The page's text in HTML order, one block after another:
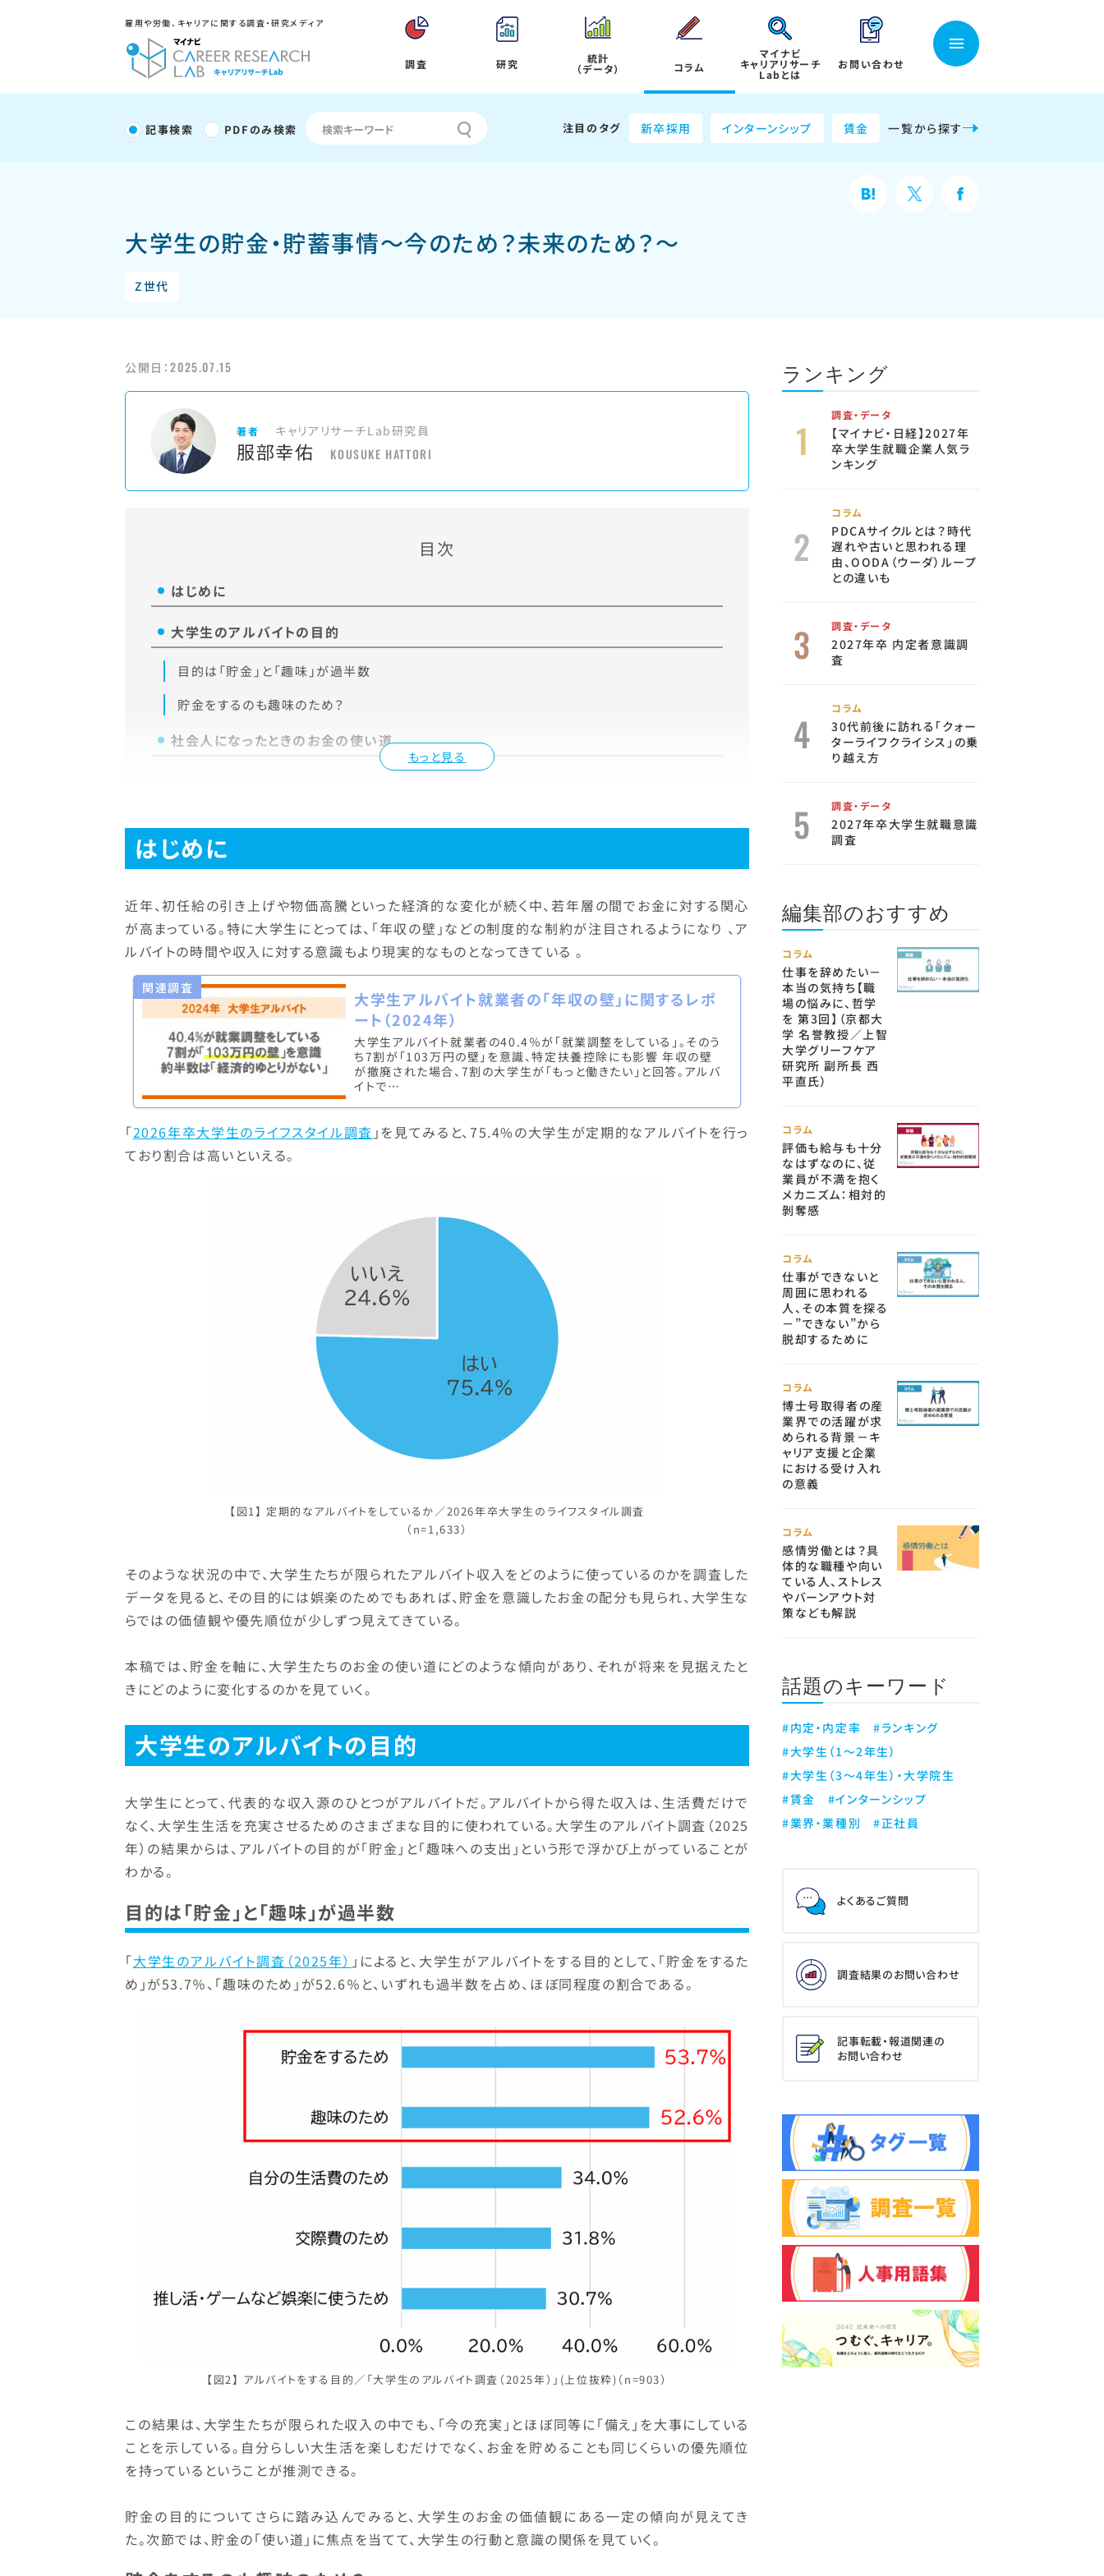
雇用や労働、キャリアに関する調査・研究メディア
調査 研究 統計
（データ） コラム
マイナビ
キャリアリサーチ
Labとは
お問い合わせ
記事検索 PDFのみ検索 注目のタグ 新卒採用 インターンシップ 賃金 一覧から探す
大学生の貯金・貯蓄事情～今のため？未来のため？～
Z世代
公開日：2025.07.15
著者 キャリアリサーチLab研究員
服部幸佑 KOUSUKE HATTORI
目次
もっと見る
はじめに
大学生のアルバイトの目的
目的は「貯金」と「趣味」が過半数
貯金をするのも趣味のため？
社会人になったときのお金の使い道
はじめに
近年、初任給の引き上げや物価高騰といった経済的な変化が続く中、若年層の間でお金に対する関心
が高まっている。特に大学生にとっては、「年収の壁」などの制度的な制約が注目されるようになり 、ア
ルバイトの時間や収入に対する意識もより現実的なものとなってきている 。
関連調査
大学生アルバイト就業者の「年収の壁」に関するレポ
ート（2024年）
大学生アルバイト就業者の40.4％が「就業調整をしている」。そのう
ち7割が「103万円の壁」を意識、特定扶養控除にも影響 年収の壁
が撤廃された場合、7割の大学生が「もっと働きたい」と回答。アルバ
イトで…
「2026年卒大学生のライフスタイル調査 」を見てみると、75.4%の大学生が定期的なアルバイトを行っ
ており割合は高いといえる。
【図1】 定期的なアルバイトをしているか／2026年卒大学生のライフスタイル調査
（n=1,633）
そのような状況の中で、大学生たちが限られたアルバイト収入をどのように使っているのかを調査した
データを見ると、その目的には娯楽のためでもあれば、貯金を意識したお金の配分も見られ、大学生な
らではの価値観や優先順位が少しずつ見えてきている。
本稿では、貯金を軸に、大学生たちのお金の使い道にどのような傾向があり、それが将来を見据えたと
きにどのように変化するのかを見ていく。
大学生のアルバイトの目的
大学生にとって、代表的な収入源のひとつがアルバイトだ。アルバイトから得た収入は、生活費だけで
なく、大学生生活を充実させるためのさまざまな目的に使われている。大学生のアルバイト調査（2025
年）の結果からは、アルバイトの目的が「貯金」と「趣味への支出」という形で浮かび上がっていることが
わかる。
目的は「貯金」と「趣味」が過半数
「大学生のアルバイト調査（2025年） 」によると、大学生がアルバイトをする目的として、「貯金をするた
め」が53.7％、「趣味のため」が52.6％と、いずれも過半数を占め、ほぼ同程度の割合である。
【図2】 アルバイトをする目的／「大学生のアルバイト調査（2025年）」(上位抜粋)（n=903）
この結果は、大学生たちが限られた収入の中でも、「今の充実」とほぼ同等に「備え」を大事にしている
ことを示している。自分らしい大生活を楽しむだけでなく、お金を貯めることも同じくらいの優先順位
を持っているということが推測できる。
貯金の目的についてさらに踏み込んでみると、大学生のお金の価値観にある一定の傾向が見えてき
た。次節では、貯金の「使い道」に焦点を当てて、大学生の行動と意識の関係を見ていく。
ランキング
調査・データ
【マイナビ・日経】2027年
卒大学生就職企業人気ラ
ンキング
コラム
PDCAサイクルとは？時代
遅れや古いと思われる理
由、OODA（ウーダ）ループ
との違いも
調査・データ
2027年卒 内定者意識調
査
コラム
30代前後に訪れる「クォー
ターライフクライシス」の乗
り越え方
調査・データ
2027年卒大学生就職意識
調査
編集部のおすすめ
コラム
仕事を辞めたい－
本当の気持ち【職
場の悩みに、哲学
を 第3回】（京都大
学 名誉教授／上智
大学グリーフケア
研究所 副所長 西
平直氏）
コラム
評価も給与も十分
なはずなのに、従
業員が不満を抱く
メカニズム：相対的
剝奪感
コラム
仕事ができないと
周囲に思われる
人、その本質を探る
－”できない”から
脱却するために
コラム
博士号取得者の産
業界での活躍が求
められる背景－キ
ャリア支援と企業
における受け入れ
の意義
コラム
感情労働とは？具
体的な職種や向い
ている人、ストレス
やバーンアウト対
策なども解説
話題のキーワード
#内定・内定率
#ランキング
#大学生（1～2年生）
#大学生（3～4年生）・大学院生
#賃金
#インターンシップ
#業界・業種別
#正社員
よくあるご質問
調査結果のお問い合わせ
記事転載・報道関連の
お問い合わせ